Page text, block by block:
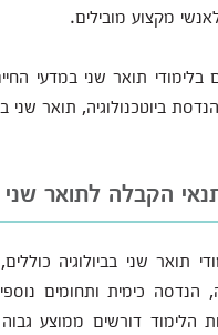
מקצוע מובילים.
תואר שני במדעי
ביוטכנולוגיה, תואר שני
הקבלה לתואר שני
תואר שני בביולוגיה
הלימוד דורשים ממוצע